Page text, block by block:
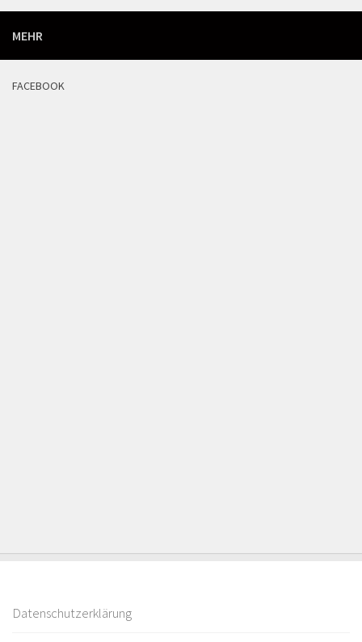
MEHR
FACEBOOK
Datenschutzerklärung